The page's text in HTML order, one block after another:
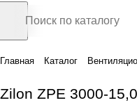
Главная Каталог
Zilon ZPE 3000-15,0